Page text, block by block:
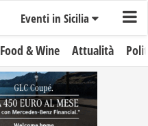
Eventi in Sicilia
Food & Wine Attualità